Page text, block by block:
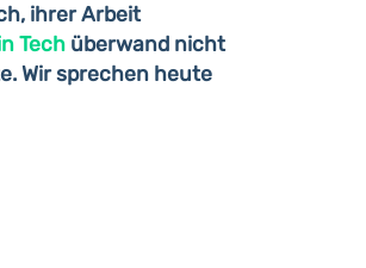
ihrer Arbeit
Tech überwand nicht
Wir sprechen heute